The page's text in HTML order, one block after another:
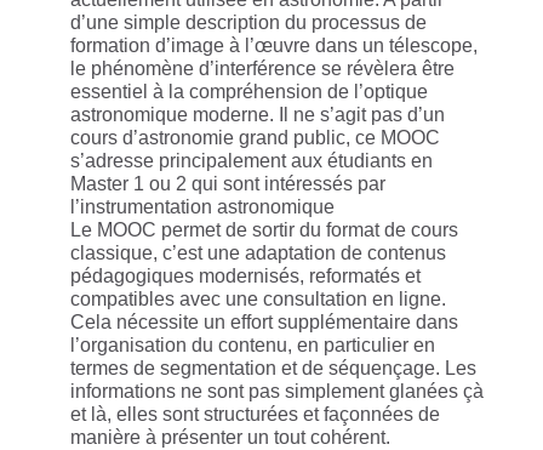
d’une simple description du processus de
formation d’image à l’œuvre dans un télescope,
le phénomène d’interférence se révèlera être
essentiel à la compréhension de l’optique
astronomique moderne. Il ne s’agit pas d’un
cours d’astronomie grand public, ce MOOC
s’adresse principalement aux étudiants en
Master 1 ou 2 qui sont intéressés par
l’instrumentation astronomique
Le MOOC permet de sortir du format de cours
classique, c’est une adaptation de contenus
pédagogiques modernisés, reformatés et
compatibles avec une consultation en ligne.
Cela nécessite un effort supplémentaire dans
l’organisation du contenu, en particulier en
termes de segmentation et de séquençage. Les
informations ne sont pas simplement glanées çà
et là, elles sont structurées et façonnées de
manière à présenter un tout cohérent.